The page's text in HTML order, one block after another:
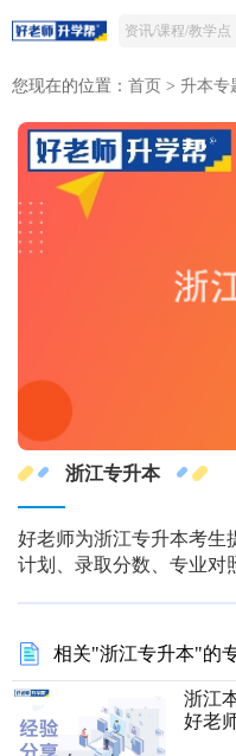
您现在的位置： 首页 > 升本专
浙江专升本
好老师为浙江专升本考生
计划、录取分数、专业对
相关"浙江专升本"的
浙江
好老